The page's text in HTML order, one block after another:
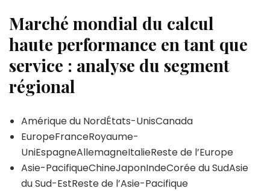
Marché mondial du calcul
haute performance en tant que
service : analyse du segment
régional
Amérique du NordÉtats-UnisCanada
EuropeFranceRoyaume-
UniEspagneAllemagneItalieReste de l’Europe
Asie-PacifiqueChineJaponIndeCorée du SudAsie
du Sud-EstReste de l’Asie-Pacifique